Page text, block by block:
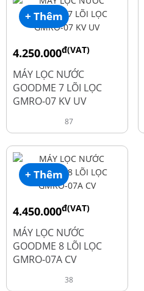
+ Thêm
4.250.000đ(VAT)
6.050.000
MÁY LỌC NƯỚC
GOODME 7 LÕI LỌC
GMRO-07 KV UV
87
+ Thêm
4.450.000đ(VAT)
6.250.000
MÁY LỌC NƯỚC
GOODME 8 LÕI LỌC
GMRO-07A CV
38